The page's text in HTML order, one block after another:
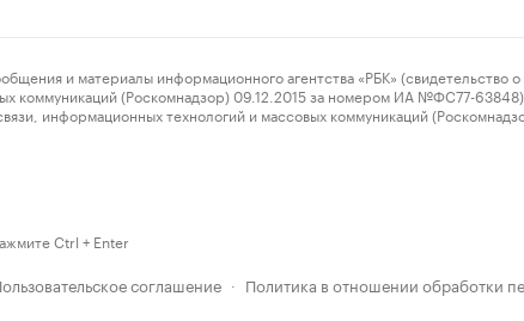
и материалы информационного агентства «РБК» (свидетельство о
коммуникаций (Роскомнадзор) 09.12.2015 за номером ИА №ФС77-63848)
информационных технологий и массовых коммуникаций
Ctrl + Enter
соглашение · Политика в отношении обработки